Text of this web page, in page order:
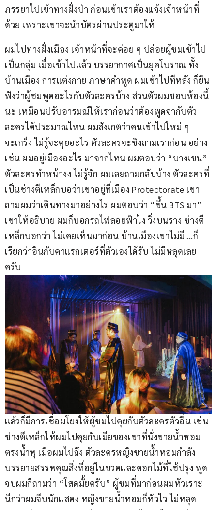
ภรรยาไปเข้าทางฝั่งป่า ก่อนเข้าเราต้องแจ้งเจ้าหน้าที่
ด้วย เพราะเขาจะนำบัตรผ่านประตูมาให้
ผมไปทางฝั่งเมือง เจ้าหน้าที่จะค่อย ๆ ปล่อยผู้ชมเข้าไป
เป็นกลุ่ม เมื่อเข้าไปแล้ว บรรยากาศเป็นยุคโบราณ ทั้ง
บ้านเมือง การแต่งกาย ภาษาคำพูด ผมเข้าไปทีหลัง ก็ยืน
ฟังว่าผู้ชมพูดอะไรกับตัวละครบ้าง ส่วนตัวผมชอบห้องนี้
นะ เหมือนปรับอารมณ์ให้เราก่อนว่าต้องพูดจากับตัว
ละครได้ประมาณไหน ผมสังเกตว่าคนเข้าไปใหม่ ๆ
จะเกร็ง ไม่รู้จะคุยอะไร ตัวละครจะชิงถามเราก่อน อย่าง
เช่น ผมอยู่เมืองอะไร มาจากไหน ผมตอบว่า “บางเขน”
ตัวละครทำหน้างง ไม่รู้จัก ผมเลยถามกลับบ้าง ตัวละครที่
เป็นช่างตีเหล็กบอว่าเขาอยู่ที่เมือง Protectorate เขา
ถามผมว่าเดินทางมาอย่างไร ผมตอบว่า “ขึ้น BTS มา”
เขาให้อธิบาย ผมก็บอกรถไฟลอยฟ้าไง วิ่งบนราง ช่างตี
เหล็กบอกว่า ไม่เคยเห็นมาก่อน บ้านเมืองเขาไม่มี….ก็
เรียกว่าอินกับคาแรกเตอร์ที่ตัวเองได้รับ ไม่มีหลุดเลย
ครับ
แล้วก็มีการเชื่อมโยงให้ผู้ชมไปคุยกับตัวละครตัวอื่น เช่น
ช่างตีเหล็กให้ผมไปคุยกับเมียของเขาที่นั่งขายน้ำหอม
ตรงน้ำพุ เมื่อผมไปถึง ตัวละครหญิงขายน้ำหอมกำลัง
บรรยายสรรพคุณสิ่งที่อยู่ในขวดและดอกไม้ที่ใช้ปรุง พูด
จบผมก็ถามว่า “โสดมั้ยครับ” ผู้ชมที่มาก่อนผมหัวเราะ
นึกว่าผมจีบนักแสดง หญิงขายน้ำหอมก็หัวไว ไม่หลุด